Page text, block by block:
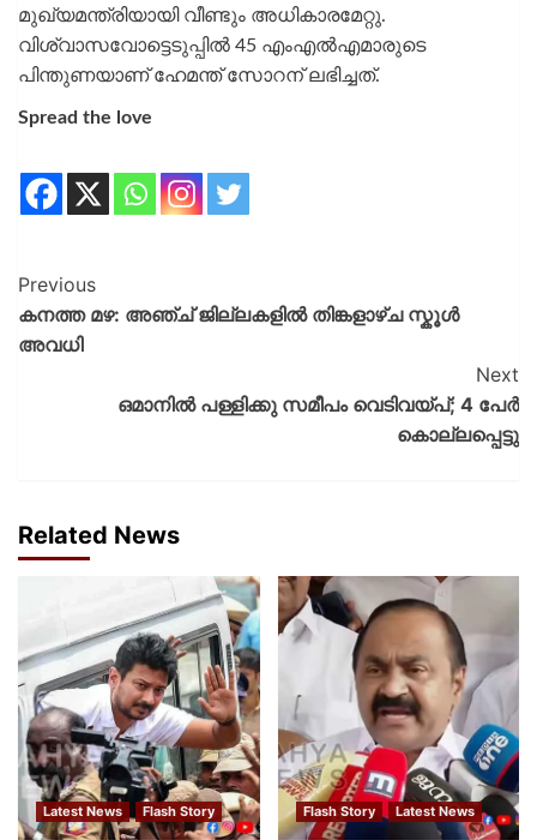
മുഖ്യമന്ത്രിയായി വീണ്ടും അധികാരമേറ്റു.
വിശ്വാസവോട്ടെടുപ്പിൽ 45 എംഎൽഎമാരുടെ
പിന്തുണയാണ് ഹേമന്ത് സോറന് ലഭിച്ചത്.
Spread the love
Previous
കനത്ത മഴ: അഞ്ച് ജില്ലകളിൽ തിങ്കളാഴ്ച സ്കൂൾ
അവധി
Next
ഒമാനിൽ പള്ളിക്കു സമീപം വെടിവയ്പ്; 4 പേർ
കൊല്ലപ്പെട്ടു
Related News
Latest News Flash Story Flash Story Latest News